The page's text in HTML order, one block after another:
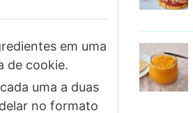
em uma
de cookie.
uma a duas
no formato